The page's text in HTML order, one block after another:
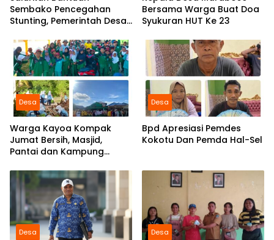
Sembako Pencegahan
Stunting, Pemerintah Desa
Komitmen Tingkatkan Gizi
Anak
Bersama Warga Buat Doa
Syukuran HUT Ke 23
Desa
Warga Kayoa Kompak
Jumat Bersih, Masjid,
Pantai dan Kampung
Desa
Bpd Apresiasi Pemdes
Kokotu Dan Pemda Hal-Sel
Desa Desa